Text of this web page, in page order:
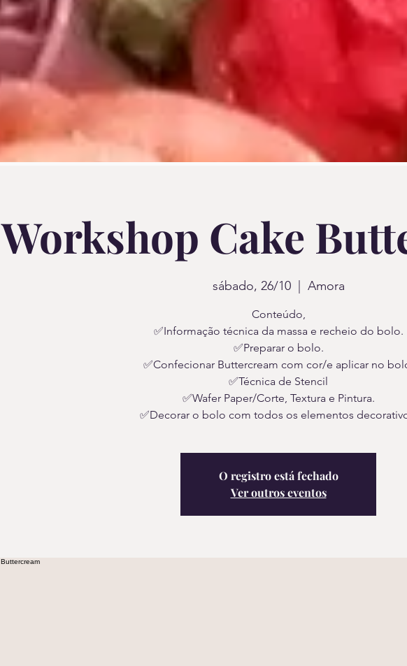
Workshop Cake
sábado, 26/10
  |
Amora
Conteúdo,
✅Informação técnica da massa e recheio do bolo.
✅Preparar o bolo.
✅Confecionar Buttercream com cor/e aplicar no
✅Técnica de Stencil
✅Wafer Paper/Corte, Textura e Pintura.
✅Decorar o bolo com todos os elementos
O registro está fechado
Ver outros eventos